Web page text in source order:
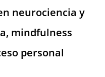
neurociencia y
mindfulness
personal